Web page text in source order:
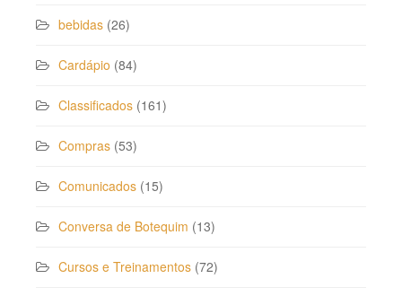
bebidas (26)
Cardápio (84)
Classificados (161)
Compras (53)
Comunicados (15)
Conversa de Botequim (13)
Cursos e Treinamentos (72)